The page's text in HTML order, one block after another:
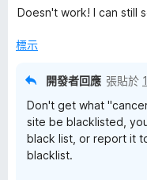
價
分
Doesn't work! I can still
標示
開發者回應 張貼於
Don't get what
site be blacklisted,
black list, or report it
blacklist.